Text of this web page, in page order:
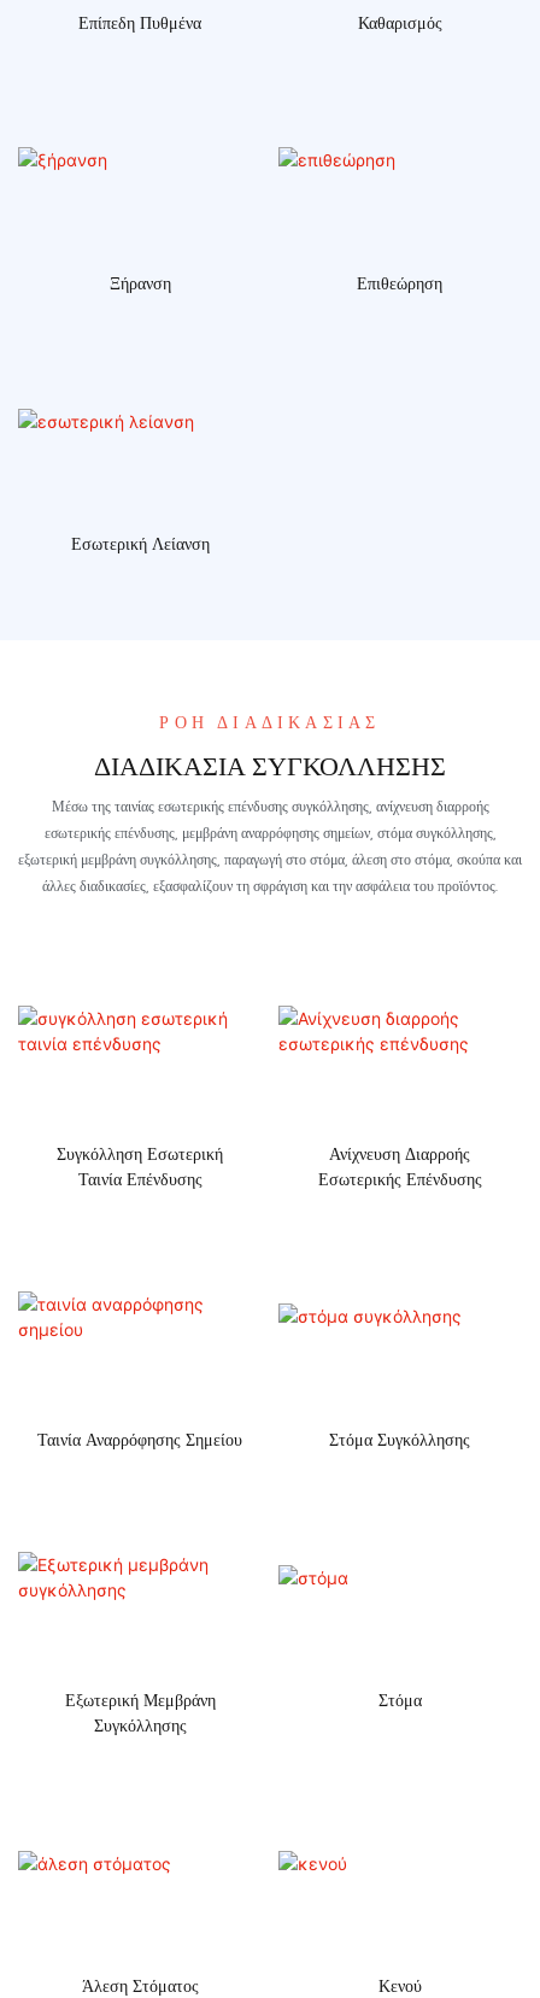
Επίπεδη Πυθμένα Καθαρισμός
Ξήρανση Επιθεώρηση
Εσωτερική Λείανση
ΡΟΉ ΔΙΑΔΙΚΑΣΊΑΣ
ΔΙΑΔΙΚΑΣΊΑ ΣΥΓΚΌΛΛΗΣΗΣ
Μέσω της ταινίας εσωτερικής επένδυσης συγκόλλησης, ανίχνευση διαρροής
εσωτερικής επένδυσης, μεμβράνη αναρρόφησης σημείων, στόμα συγκόλλησης,
εξωτερική μεμβράνη συγκόλλησης, παραγωγή στο στόμα, άλεση στο στόμα, σκούπα και
άλλες διαδικασίες, εξασφαλίζουν τη σφράγιση και την ασφάλεια του προϊόντος.
Συγκόλληση Εσωτερική
Ταινία Επένδυσης
Ανίχνευση Διαρροής
Εσωτερικής Επένδυσης
Ταινία Αναρρόφησης Σημείου Στόμα Συγκόλλησης
Εξωτερική Μεμβράνη
Συγκόλλησης
Στόμα
Άλεση Στόματος Κενού